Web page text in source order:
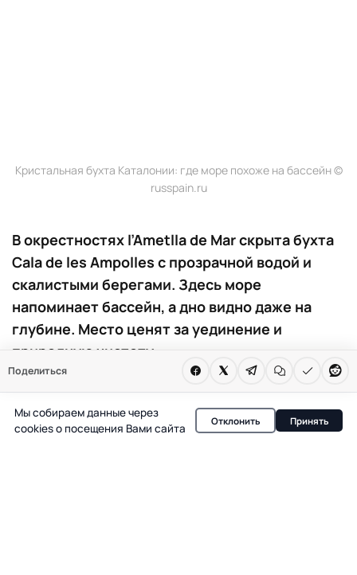
Поделиться
Кристальная бухта Каталонии: где море похоже на бассейн ©
russpain.ru
В окрестностях l’Ametlla de Mar скрыта бухта
Cala de les Ampolles с прозрачной водой и
скалистыми берегами. Здесь море
напоминает бассейн, а дно видно даже на
глубине. Место ценят за уединение и
природную чистоту.
В нескольких километрах от центра l’Ametlla de Mar, в
урбанизации Les Tres Cales, находится Cala de les
Ampolles — небольшая бухта, которую легко
Мы собираем данные через
cookies о посещения Вами сайта
Отклонить Принять